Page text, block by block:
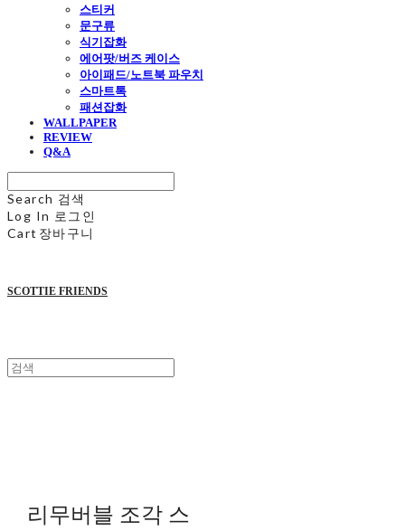
스티커
문구류
식기잡화
에어팟/버즈 케이스
아이패드/노트북 파우치
스마트톡
패션잡화
WALLPAPER
REVIEW
Q&A
Search 검색
Log In 로그인
Cart 장바구니
SCOTTIE FRIENDS
리무버블 조각 스